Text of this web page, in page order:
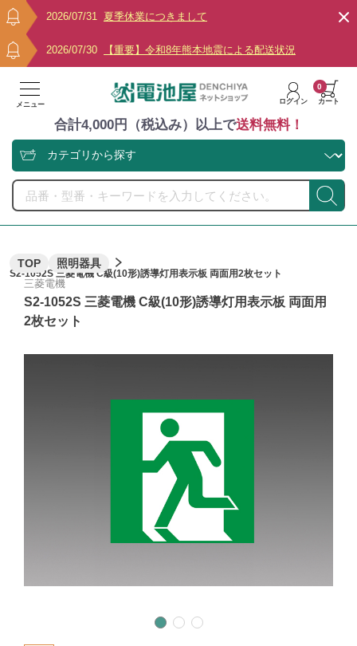
2026/07/31 夏季休業につきまして
2026/07/30 【重要】令和8年熊本地震による配送状況
メニュー ログイン カート
0
合計4,000円（税込み）以上で送料無料！
TOP 照明器具
S2-1052S 三菱電機 C級(10形)誘導灯用表示板 両面用2枚セット
三菱電機
S2-1052S 三菱電機 C級(10形)誘導灯用表示板 両面用
2枚セット